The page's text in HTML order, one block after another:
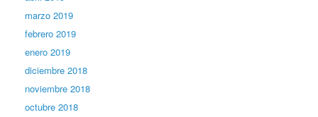
marzo 2019
febrero 2019
enero 2019
diciembre 2018
noviembre 2018
octubre 2018